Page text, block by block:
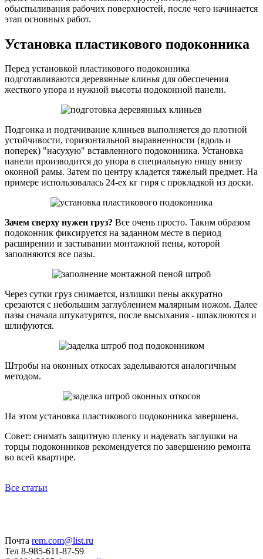
обыспыливания рабочих поверхностей, после чего начинается
этап основных работ.
Установка пластикового подоконника
Перед установкой пластикового подоконника
подготавливаются деревянные клинья для обеспечения
жесткого упора и нужной высоты подоконной панели.
Подгонка и подтачивание клиньев выполняется до плотной
устойчивости, горизонтальной выравненности (вдоль и
поперек) "насухую" вставленного подоконника. Установка
панели производится до упора в специальную нишу внизу
оконной рамы. Затем по центру кладется тяжелый предмет. На
примере использовалась 24-ех кг гиря с прокладкой из доски.
Зачем сверху нужен груз? Все очень просто. Таким образом
подоконник фиксируется на заданном месте в период
расширении и застывании монтажной пены, которой
заполняются все пазы.
Через сутки груз снимается, излишки пены аккуратно
срезаются с небольшим заглублением малярным ножом. Далее
пазы сначала штукатурятся, после высыхания - шпаклюются и
шлифуются.
Штробы на оконных откосах заделываются аналогичным
методом.
На этом установка пластикового подоконника завершена.
Совет: снимать защитную пленку и надевать заглушки на
торцы подоконников рекомендуется по завершению ремонта
во всей квартире.
Все статьи
Почта rem.com@list.ru
Тел 8-985-611-87-59